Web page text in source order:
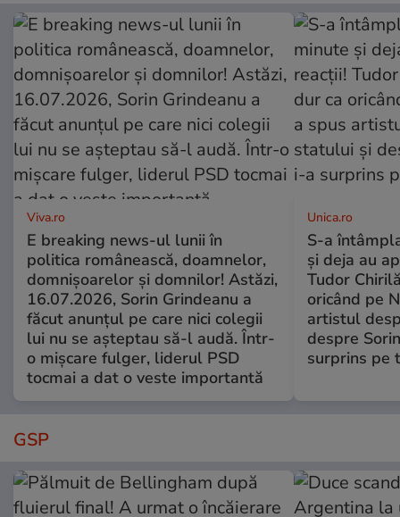
Viva.ro
E breaking news-ul lunii în
politica românească, doamnelor,
domnișoarelor și domnilor! Astăzi,
16.07.2026, Sorin Grindeanu a
făcut anunțul pe care nici colegii
lui nu se așteptau să-l audă. Într-
o mișcare fulger, liderul PSD
tocmai a dat o veste importantă
Unica.ro
S-a
și deja au
Tudor
oricând pe
artistul
despre
surprins pe
GSP